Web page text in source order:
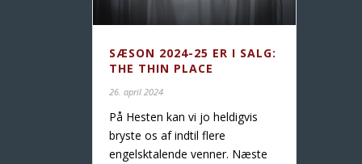
SÆSON 2024-25 ER I SALG:
THE THIN PLACE
26. april 2024
På Hesten kan vi jo heldigvis
bryste os af indtil flere
engelsktalende venner. Næste